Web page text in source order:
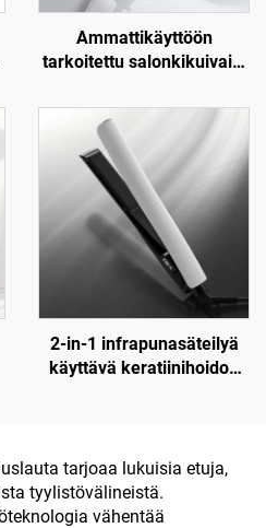
Ammattikäyttöön
tarkoitettu salonkikuivain,
taitettava ioninen
infrapunakuivain
2-in-1 infrapunasäteilyä
käyttävä keratiinihoidon
tarjoaa lukuisia etuja,
tyylistövälineistä.
vähentää